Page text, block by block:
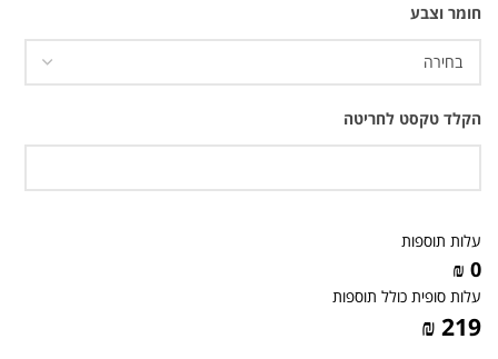
חומר וצבע
הקלד טקסט לחריטה
עלות תוספות
0 ₪
עלות סופית כולל תוספות
219 ₪